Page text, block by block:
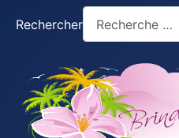
Rechercher